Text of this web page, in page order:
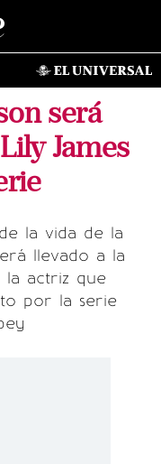
será
James
la vida de la
llevado a la
la actriz que
por la serie